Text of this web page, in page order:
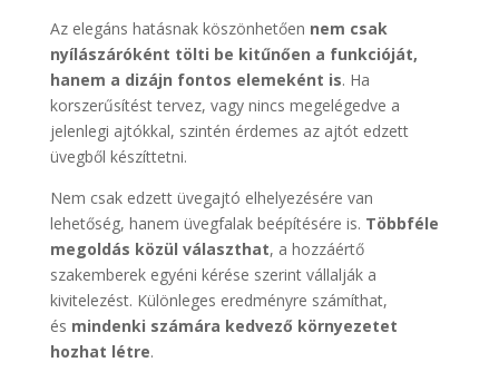
Az elegáns hatásnak köszönhetően nem csak
nyílászáróként tölti be kitűnően a funkcióját,
hanem a dizájn fontos elemeként is. Ha
korszerűsítést tervez, vagy nincs megelégedve a
jelenlegi ajtókkal, szintén érdemes az ajtót edzett
üvegből készíttetni.
Nem csak edzett üvegajtó elhelyezésére van
lehetőség, hanem üvegfalak beépítésére is. Többféle
megoldás közül választhat, a hozzáértő
szakemberek egyéni kérése szerint vállalják a
kivitelezést. Különleges eredményre számíthat,
és mindenki számára kedvező környezetet
hozhat létre.